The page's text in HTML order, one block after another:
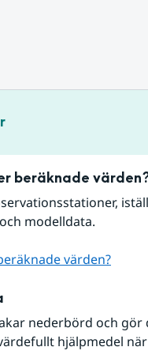
beräknade
modelldata.
värden?
nederbörd och
hjälpmedel